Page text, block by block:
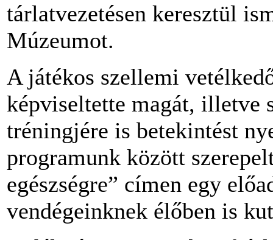
tárlatvezetésen keresztül
Múzeumot.
A játékos szellemi
képviseltette magát, illetve
tréningjére is betekintést
programunk között
egészségre” címen egy
vendégeinknek élőben is